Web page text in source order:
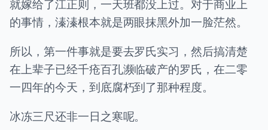
就嫁给了江正则，一天班都没上过。对于商业上
的事情，溱溱根本就是两眼抹黑外加一脸茫然。
所以，第一件事就是要去罗氏实习，然后搞清楚
在上辈子已经千疮百孔濒临破产的罗氏，在二零
一四年的今天，到底腐朽到了那种程度。
冰冻三尺还非一日之寒呢。